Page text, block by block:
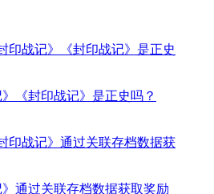
《封印战记》是正史吗？
》通过关联存档数据获取奖励